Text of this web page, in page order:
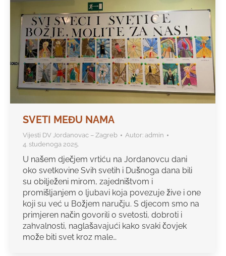
SVETI MEĐU NAMA
Vijesti DV Jordanovac – Zagreb Autor: admin
4. studenoga 2025.
U našem dječjem vrtiću na Jordanovcu dani
oko svetkovine Svih svetih i Dušnoga dana bili
su obilježeni mirom, zajedništvom i
promišljanjem o ljubavi koja povezuje žive i one
koji su već u Božjem naručju. S djecom smo na
primjeren način govorili o svetosti, dobroti i
zahvalnosti, naglašavajući kako svaki čovjek
može biti svet kroz male…